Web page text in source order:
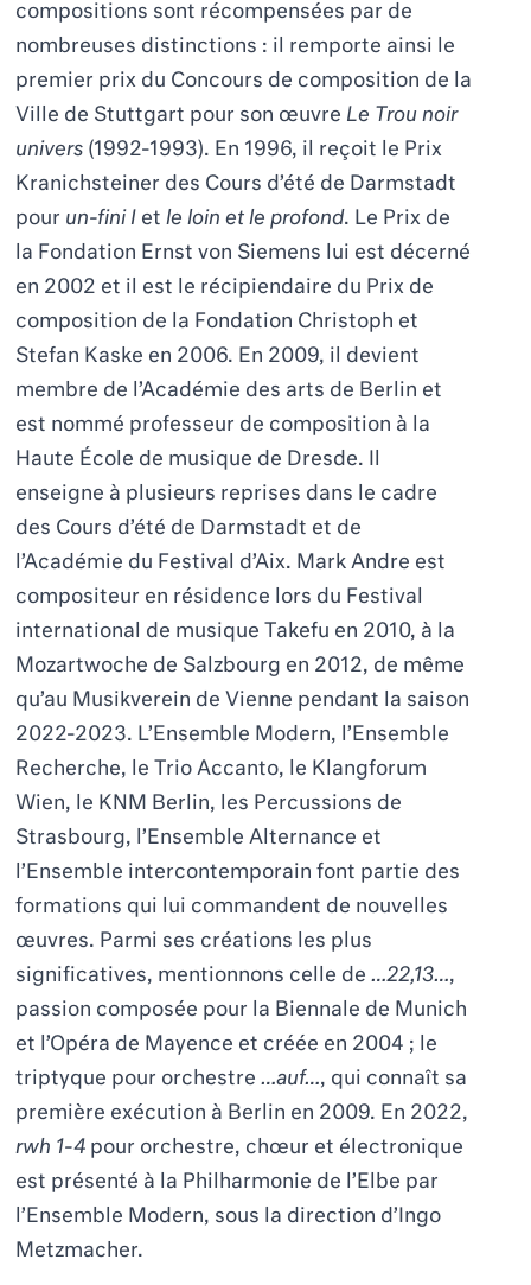
compositions sont récompensées par de
nombreuses distinctions : il remporte ainsi le
premier prix du Concours de composition de la
Ville de Stuttgart pour son œuvre Le Trou noir
univers (1992-1993). En 1996, il reçoit le Prix
Kranichsteiner des Cours d’été de Darmstadt
pour un-fini I etle loin et le profond. Le Prix de
la Fondation Ernst von Siemens lui est décerné
en 2002 et il est le récipiendaire du Prix de
composition de la Fondation Christoph et
Stefan Kaske en 2006. En 2009, il devient
membre de l’Académie des arts de Berlin et
est nommé professeur de composition à la
Haute École de musique de Dresde. Il
enseigne à plusieurs reprises dans le cadre
des Cours d’été de Darmstadt et de
l’Académie du Festival d’Aix. Mark Andre est
compositeur en résidence lors du Festival
international de musique Takefu en 2010, à la
Mozartwoche de Salzbourg en 2012, de même
qu’au Musikverein de Vienne pendant la saison
2022-2023. L’Ensemble Modern, l’Ensemble
Recherche, le Trio Accanto, le Klangforum
Wien, le KNM Berlin, les Percussions de
Strasbourg, l’Ensemble Alternance et
l’Ensemble intercontemporain font partie des
formations qui lui commandent de nouvelles
œuvres. Parmi ses créations les plus
significatives, mentionnons celle de…22,13…,
passion composée pour la Biennale de Munich
et l’Opéra de Mayence et créée en 2004 ; le
triptyque pour orchestre…auf…, qui connaît sa
première exécution à Berlin en 2009. En 2022,
rwh 1-4 pour orchestre, chœur et électronique
est présenté à la Philharmonie de l’Elbe par
l’Ensemble Modern, sous la direction d’Ingo
Metzmacher.